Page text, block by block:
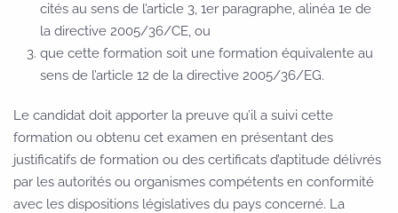
cités au sens de l’article 3, 1er paragraphe, alinéa 1e de
la directive 2005/36/CE, ou
que cette formation soit une formation équivalente au
sens de l’article 12 de la directive 2005/36/EG.
Le candidat doit apporter la preuve qu’il a suivi cette
formation ou obtenu cet examen en présentant des
justificatifs de formation ou des certificats d’aptitude délivrés
par les autorités ou organismes compétents en conformité
avec les dispositions législatives du pays concerné. La